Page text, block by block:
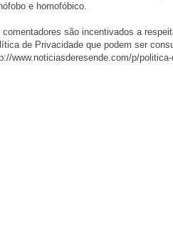
e homofóbico.
comentadores são incentivados a
de Privacidade que podem ser
www.noticiasderesende.com/p/